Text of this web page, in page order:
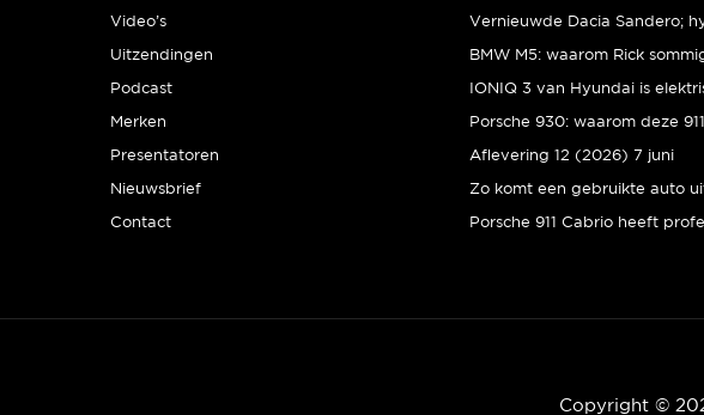
Video’s
Uitzendingen
Podcast
Merken
Presentatoren
Nieuwsbrief
Contact
IONIQ 3 van Hyundai is
Aflevering 12 (2026) 7 juni
Zo komt een gebruikte auto
Copyright ©